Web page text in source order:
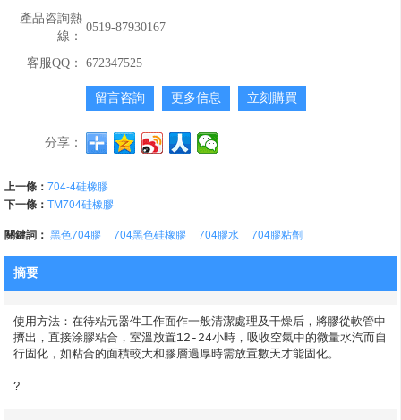
產品咨詢熱
線：
0519-87930167
客服QQ： 672347525
留言咨詢 更多信息 立刻購買
分享：
上一條： 704-4硅橡膠
下一條： TM704硅橡膠
關鍵詞： 黑色704膠 704黑色硅橡膠 704膠水 704膠粘劑
摘要
使用方法：在待粘元器件工作面作一般清潔處理及干燥后，將膠從軟管中
擠出，直接涂膠粘合，室溫放置12-24小時，吸收空氣中的微量水汽而自
行固化，如粘合的面積較大和膠層過厚時需放置數天才能固化。
?